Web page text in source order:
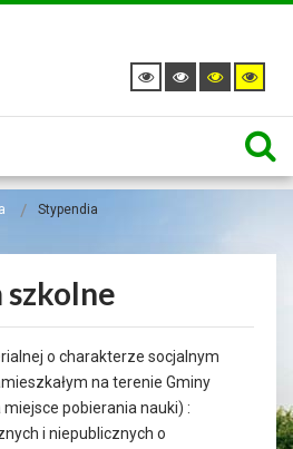
Stypendia
o charakterze socjalnym
na terenie Gminy
pobierania nauki) :
i niepublicznych o